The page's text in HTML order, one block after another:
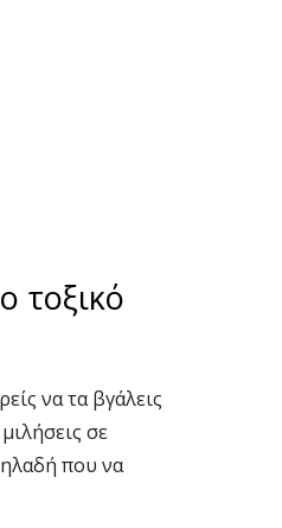
τοξικό
να τα βγάλεις
σε
που να